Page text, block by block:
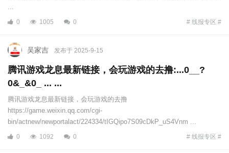
...
0 1005 0 # 线报专区 #
吴家吉 发布于 2025-9-15
腾讯游戏龙息最新链接，会玩游戏的去撸:...0__?
0&_&0_ ... ...
腾讯游戏龙息最新链接，会玩游戏的去撸
https://game.weixin.qq.com/cgi-
bin/actnew/newportalact/224334/tIGQipo7S09cDkP_uS4Vnm ...
0 1092 0 # 线报专区 #